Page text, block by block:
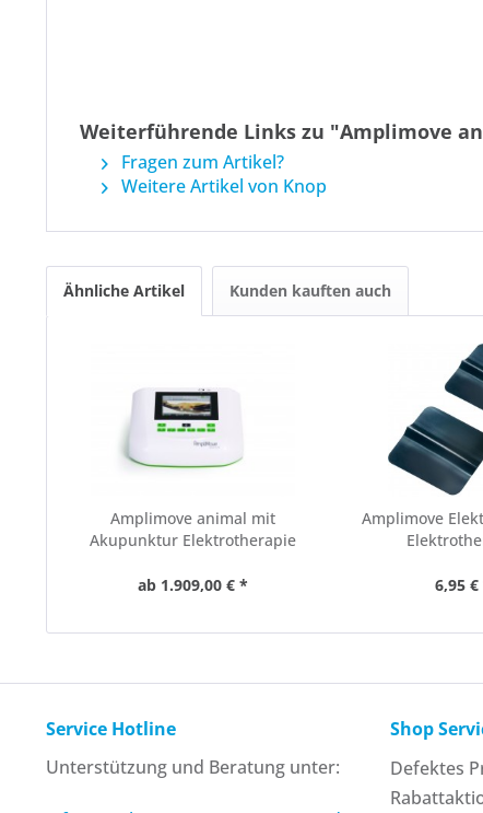
Weiterführende Links zu "Amplimove
Fragen zum Artikel?
Weitere Artikel von Knop
Ähnliche Artikel Kunden kauften auch
Amplimove animal mit
Akupunktur Elektrotherapie
ab 1.909,00 € *
Amplimove
6,95
Service Hotline
Unterstützung und Beratung unter:
Shop
Defektes